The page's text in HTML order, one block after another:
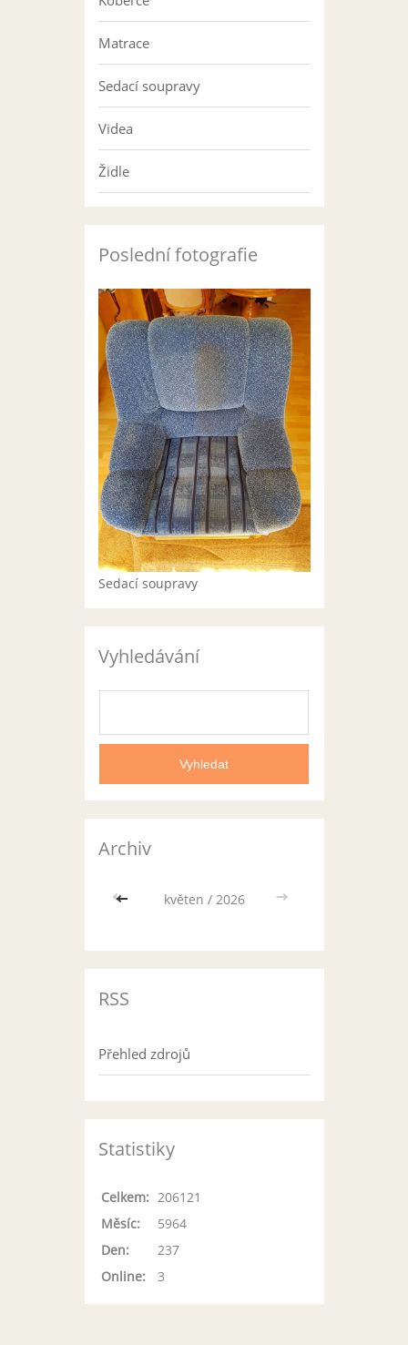
Matrace
Sedací soupravy
Videa
Židle
Poslední fotografie
Sedací soupravy
Vyhledávání
Archiv
<< květen / 2026 >>
RSS
Přehled zdrojů
Statistiky
Online: 3
Celkem: 206121
Měsíc:
5964
Den:
237